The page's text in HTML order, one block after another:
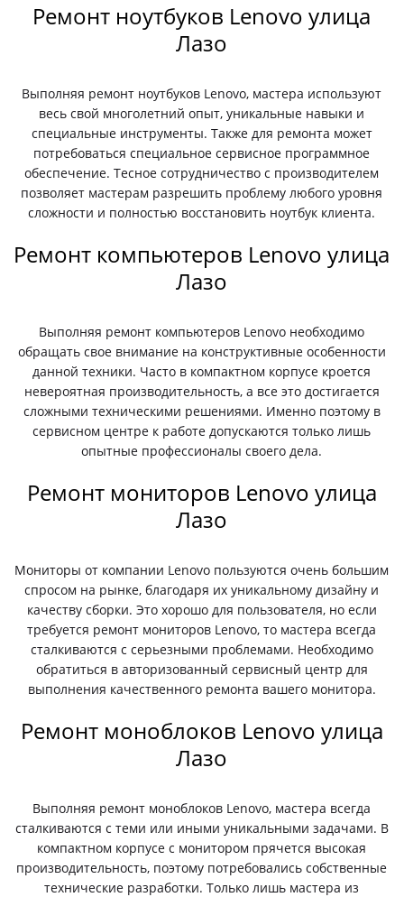
Ремонт ноутбуков Lenovo улица
Лазо
Выполняя ремонт ноутбуков Lenovo, мастера используют
весь свой многолетний опыт, уникальные навыки и
специальные инструменты. Также для ремонта может
потребоваться специальное сервисное программное
обеспечение. Тесное сотрудничество с производителем
позволяет мастерам разрешить проблему любого уровня
сложности и полностью восстановить ноутбук клиента.
Ремонт компьютеров Lenovo улица
Лазо
Выполняя ремонт компьютеров Lenovo необходимо
обращать свое внимание на конструктивные особенности
данной техники. Часто в компактном корпусе кроется
невероятная производительность, а все это достигается
сложными техническими решениями. Именно поэтому в
сервисном центре к работе допускаются только лишь
опытные профессионалы своего дела.
Ремонт мониторов Lenovo улица
Лазо
Мониторы от компании Lenovo пользуются очень большим
спросом на рынке, благодаря их уникальному дизайну и
качеству сборки. Это хорошо для пользователя, но если
требуется ремонт мониторов Lenovo, то мастера всегда
сталкиваются с серьезными проблемами. Необходимо
обратиться в авторизованный сервисный центр для
выполнения качественного ремонта вашего монитора.
Ремонт моноблоков Lenovo улица
Лазо
Выполняя ремонт моноблоков Lenovo, мастера всегда
сталкиваются с теми или иными уникальными задачами. В
компактном корпусе с монитором прячется высокая
производительность, поэтому потребовались собственные
технические разработки. Только лишь мастера из